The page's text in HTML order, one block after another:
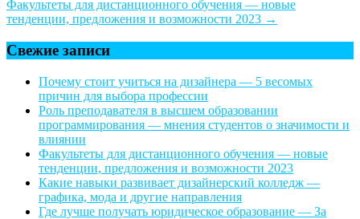
Факультеты для дистанционного обучения — новые
тенденции, предложения и возможности 2023 →
Свежие записи
Почему стоит учиться на дизайнера — 5 весомых
причин для выбора профессии
Роль преподавателя в высшем образовании
программирования — мнения студентов о значимости и
влиянии
Факультеты для дистанционного обучения — новые
тенденции, предложения и возможности 2023
Какие навыки развивает дизайнерский колледж —
графика, мода и другие направления
Где лучше получать юридическое образование — За